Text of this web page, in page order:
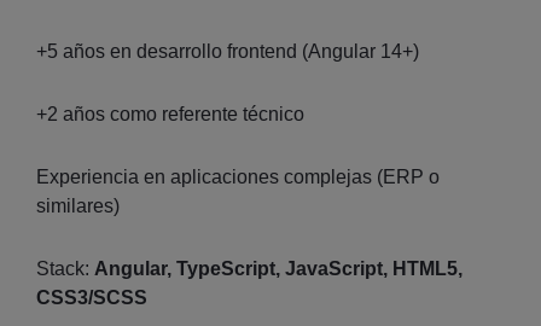
+5 años en desarrollo frontend (Angular 14+)
+2 años como referente técnico
Experiencia en aplicaciones complejas (ERP o
similares)
Stack: Angular, TypeScript, JavaScript, HTML5,
CSS3/SCSS